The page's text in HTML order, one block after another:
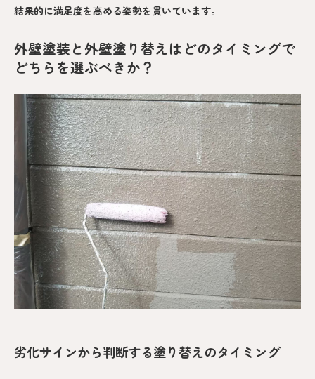
結果的に満足度を高める姿勢を貫いています。
外壁塗装と外壁塗り替えはどのタイミングで
どちらを選ぶべきか？
劣化サインから判断する塗り替えのタイミング